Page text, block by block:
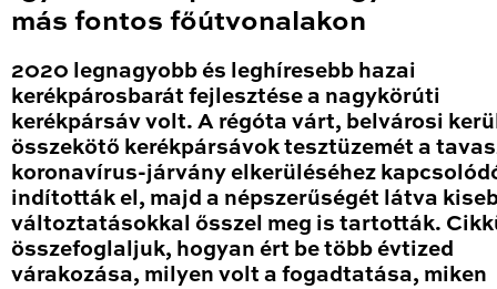
más fontos főútvonalakon
2020 legnagyobb és leghíresebb hazai
kerékpárosbarát fejlesztése a nagykörúti
kerékpársáv volt. A régóta várt, belvárosi
összekötő kerékpársávok tesztüzemét a
koronavírus-járvány elkerüléséhez
indították el, majd a népszerűségét látva
változtatásokkal ősszel meg is tartották.
összefoglaljuk, hogyan ért be több évtized
várakozása, milyen volt a fogadtatása, miken